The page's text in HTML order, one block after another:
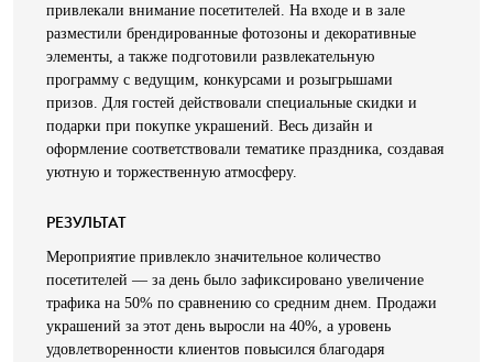
привлекали внимание посетителей. На входе и в зале
разместили брендированные фотозоны и декоративные
элементы, а также подготовили развлекательную
программу с ведущим, конкурсами и розыгрышами
призов. Для гостей действовали специальные скидки и
подарки при покупке украшений. Весь дизайн и
оформление соответствовали тематике праздника, создавая
уютную и торжественную атмосферу.
РЕЗУЛЬТАТ
Мероприятие привлекло значительное количество
посетителей — за день было зафиксировано увеличение
трафика на 50% по сравнению со средним днем. Продажи
украшений за этот день выросли на 40%, а уровень
удовлетворенности клиентов повысился благодаря